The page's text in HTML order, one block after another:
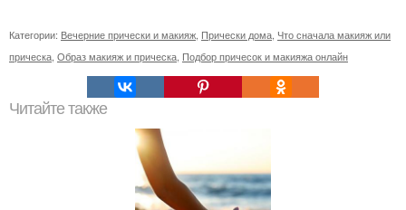
Категории: Вечерние прически и макияж, Прически дома, Что сначала макияж или
прическа, Образ макияж и прическа, Подбор причесок и макияжа онлайн
Читайте также